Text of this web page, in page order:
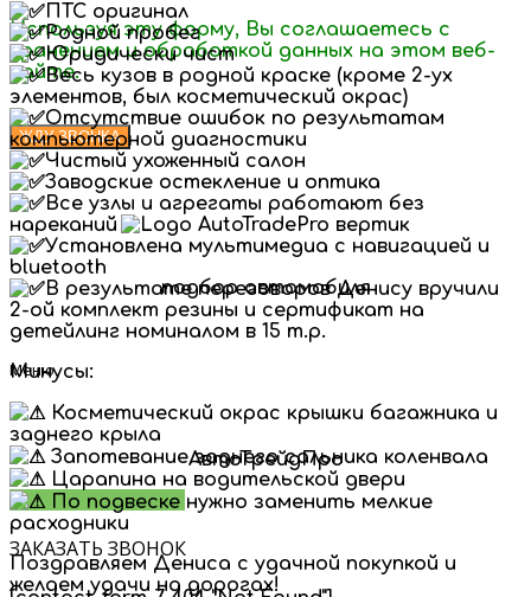
Используя эту форму, Вы соглашаетесь с
хранением и обработкой данных на этом веб-
сайте.
подбор автомобиля
Меню
АвтоТрейдПро
Заказать звонок
ЗАКАЗАТЬ ЗВОНОК
ПТС оригинал
Родной пробег
Юридически чист
Весь кузов в родной краске (кроме 2-ух
элементов, был косметический окрас)
Отсутствие ошибок по результатам
компьютерной диагностики
Чистый ухоженный салон
Заводские остекление и оптика
Все узлы и агрегаты работают без
нареканий
Установлена мультимедиа с навигацией и
bluetooth
В результате переговоров Денису вручили
2-ой комплект резины и сертификат на
детейлинг номиналом в 15 т.р.
Минусы:
Косметический окрас крышки багажника и
заднего крыла
Запотевание заднего сальника коленвала
Царапина на водительской двери
По подвеске нужно заменить мелкие
расходники
Поздравляем Дениса с удачной покупкой и
желаем удачи на дорогах!